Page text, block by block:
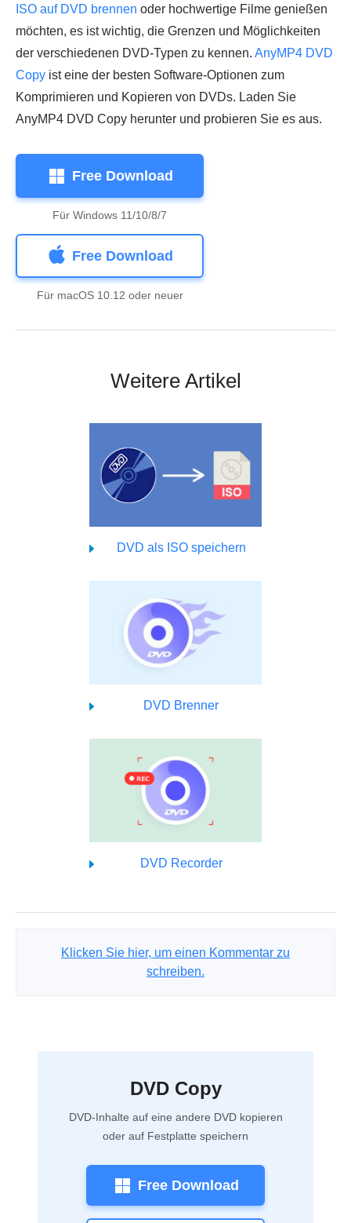
ISO auf DVD brennen oder hochwertige Filme genießen
möchten, es ist wichtig, die Grenzen und Möglichkeiten
der verschiedenen DVD-Typen zu kennen. AnyMP4 DVD
Copy ist eine der besten Software-Optionen zum
Komprimieren und Kopieren von DVDs. Laden Sie
AnyMP4 DVD Copy herunter und probieren Sie es aus.
Free Download
Für Windows 11/10/8/7
Free Download
Für macOS 10.12 oder neuer
Weitere Artikel
DVD als ISO speichern
DVD Brenner
DVD Recorder
Klicken Sie hier, um einen Kommentar zu
schreiben.
DVD Copy
DVD-Inhalte auf eine andere DVD kopieren
oder auf Festplatte speichern
Free Download